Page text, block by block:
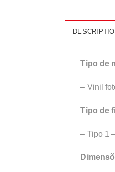
Tipo de
– Vinil
Tipo de
– Tipo 1